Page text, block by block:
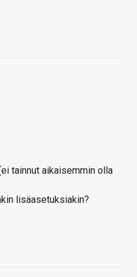
tainnut aikaisemmin olla
lisäasetuksiakin?